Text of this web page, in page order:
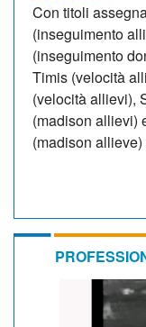
Con titoli
(inseguimento
(inseguimento
Timis (velocità
(velocità allievi),
(madison allievi)
(madison